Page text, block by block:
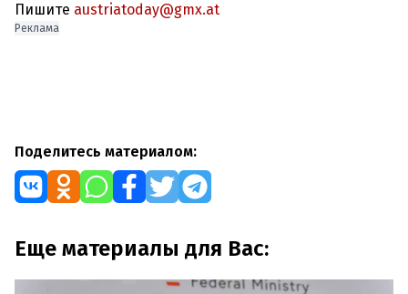
Пишите austriatoday@gmx.at
Реклама
Поделитесь материалом:
Еще материалы для Вас: